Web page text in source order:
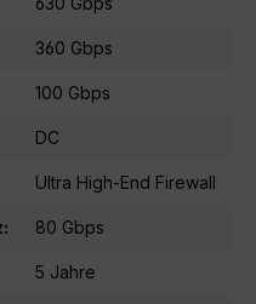
360 Gbps
100 Gbps
DC
Ultra High-End Firewall
80 Gbps
5 Jahre